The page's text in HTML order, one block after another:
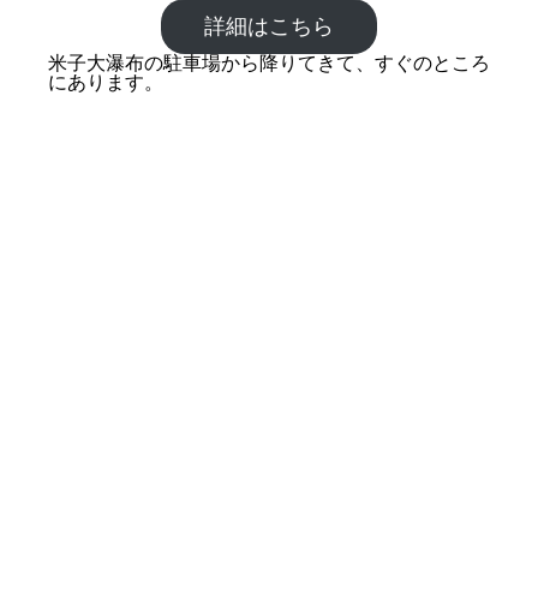
詳細はこちら
米子大瀑布の駐車場から降りてきて、すぐのところ
にあります。